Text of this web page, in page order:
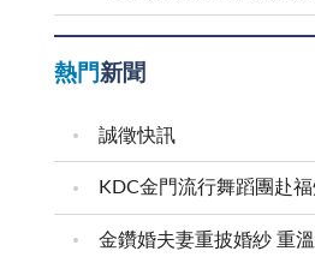
熱門新聞
誠徵快訊